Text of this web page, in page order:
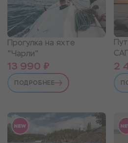
Прогулка на яхте
"Чарли"
13 990 ₽
ПОДРОБНЕЕ
2